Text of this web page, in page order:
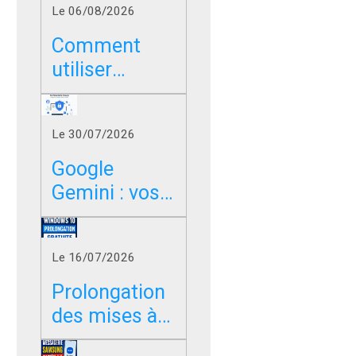
Le 06/08/2026
Comment
utiliser
Google sans
les résumés
IA dans
Chrome, Edge
et Firefox ?
Le 30/07/2026
Google
Gemini : vos
photos,
vidéos et
messages
peuvent-ils
servir à
entraîner l’IA
Le 16/07/2026
Prolongation
des mises à
jour de